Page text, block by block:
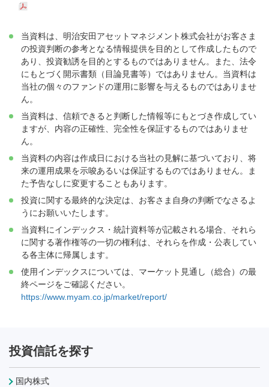
当資料は、明治安田アセットマネジメント株式会社がお客さま
の投資判断の参考となる情報提供を目的として作成したもので
あり、投資勧誘を目的とするものではありません。また、法令
にもとづく開示書類（目論見書等）ではありません。当資料は
当社の個々のファンドの運用に影響を与えるものではありませ
ん。
当資料は、信頼できると判断した情報等にもとづき作成してい
ますが、内容の正確性、完全性を保証するものではありませ
ん。
当資料の内容は作成日における当社の見解に基づいており、将
来の運用成果を示唆あるいは保証するものではありません。ま
た予告なしに変更することもあります。
投資に関する最終的な決定は、お客さま自身の判断でなさるよ
うにお願いいたします。
当資料にインデックス・統計資料等が記載される場合、それら
に関する著作権等の一切の権利は、それらを作成・公表してい
る各主体に帰属します。
使用インデックスについては、マーケット見通し（総合）の最
終ページをご確認ください。
https://www.myam.co.jp/market/report/
投資信託を探す
国内株式